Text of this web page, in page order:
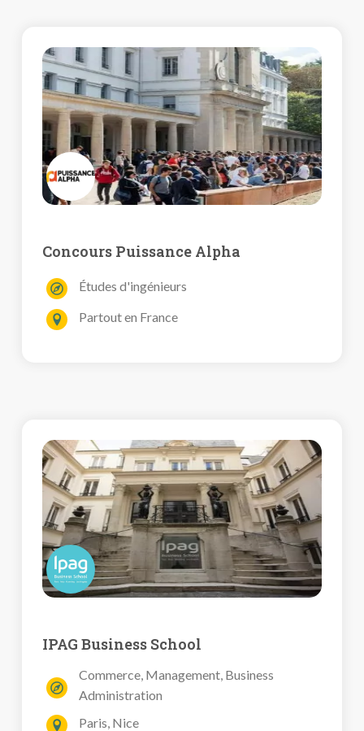
Concours Puissance Alpha
Études d'ingénieurs
Partout en France
IPAG Business School
Commerce, Management, Business
Administration
Paris, Nice